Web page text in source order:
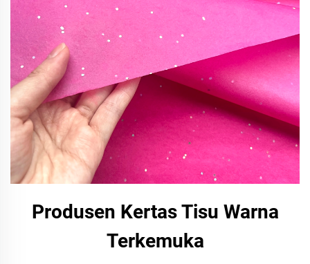
Produsen Kertas Tisu Warna
Terkemuka